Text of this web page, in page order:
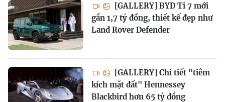
[GALLERY] BYD Ti 7 mới
gần 1,7 tỷ đồng, thiết kế đẹp như
Land Rover Defender
[GALLERY] Chi tiết "tiêm
kích mặt đất" Hennessey
Blackbird hơn 65 tỷ đồng